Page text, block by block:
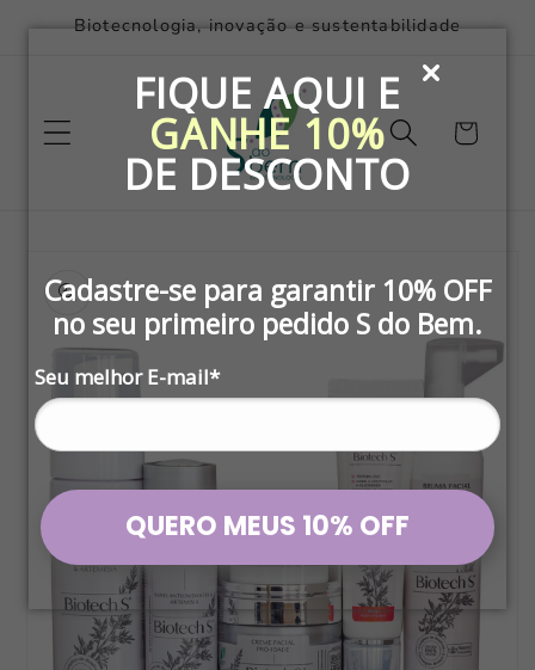
FIQUE AQUI E
GANHE 10%
DE DESCONTO
Cadastre-se para garantir10% OFF
no seu primeiro pedido S do Bem.
Seu melhor E-mail*
QUERO MEUS 10% OFF
para oBiotecnologia, inovação e sustentabilidade
Carrinho
informações
do produto